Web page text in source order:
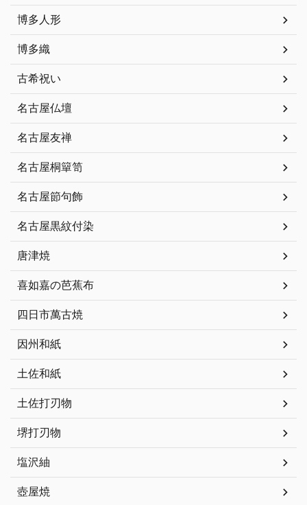
博多人形
博多織
古希祝い
名古屋仏壇
名古屋友禅
名古屋桐簞笥
名古屋節句飾
名古屋黒紋付染
唐津焼
喜如嘉の芭蕉布
四日市萬古焼
因州和紙
土佐和紙
土佐打刃物
堺打刃物
塩沢紬
壺屋焼